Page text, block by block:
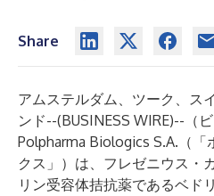
Share
アムステルダム、ツーク、ス
ンド--(BUSINESS WIRE)-- （
Polpharma Biologics S.A.（「
クス」）は、フレゼニウス・
リン受容体拮抗薬であるベド